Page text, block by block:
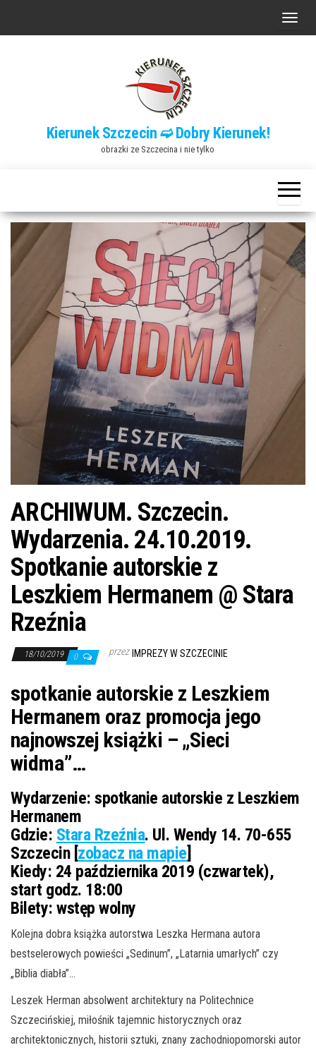
P
n
a
w
g
a
Kierunek Szczecin ➫ Dobry Kierunek!
obrazki ze Szczecina i nie tylko
ARCHIWUM. Szczecin.
Wydarzenia. 24.10.2019.
Spotkanie autorskie z
Leszkiem Hermanem @ Stara
Rzeźnia
18/10/2019 0 przez IMPREZY W SZCZECINIE
spotkanie autorskie z Leszkiem
Hermanem oraz promocja jego
najnowszej książki – „Sieci
widma”…
Wydarzenie: spotkanie autorskie z Leszkiem
Hermanem
Gdzie: Stara Rzeźnia. Ul. Wendy 14. 70-655
Szczecin [zobacz na mapie]
Kiedy: 24 października 2019 (czwartek),
start godz. 18:00
Bilety: wstęp wolny
Kolejna dobra książka autorstwa Leszka Hermana autora
bestselerowych powieści „Sedinum”, „Latarnia umarłych” czy
„Biblia diabła”…
Leszek Herman absolwent architektury na Politechnice
Szczecińskiej, miłośnik tajemnic historycznych oraz
architektonicznych, historii sztuki, znany zachodniopomorski autor